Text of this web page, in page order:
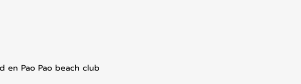
en Pao Pao beach club